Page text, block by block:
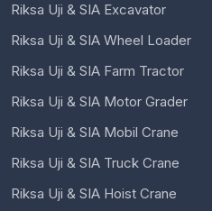
Riksa Uji & SIA Excavator
Riksa Uji & SIA Wheel Loader
Riksa Uji & SIA Farm Tractor
Riksa Uji & SIA Motor Grader
Riksa Uji & SIA Mobil Crane
Riksa Uji & SIA Truck Crane
Riksa Uji & SIA Hoist Crane